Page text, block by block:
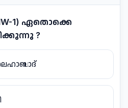
1) ഏതൊക്കെ
?